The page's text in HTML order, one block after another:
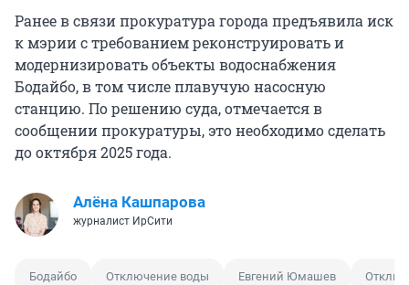
Ранее в связи прокуратура города предъявила иск
к мэрии с требованием реконструировать и
модернизировать объекты водоснабжения
Бодайбо, в том числе плавучую насосную
станцию. По решению суда, отмечается в
сообщении прокуратуры, это необходимо сделать
до октября 2025 года.
Алёна Кашпарова
журналист ИрСити
Бодайбо Отключение воды Евгений Юмашев